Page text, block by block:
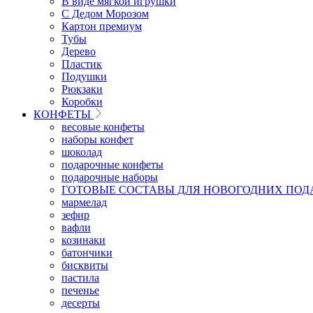
С Дедом Морозом
Картон премиум
Тубы
Дерево
Пластик
Подушки
Рюкзаки
Коробки
КОНФЕТЫ
весовые конфеты
наборы конфет
шоколад
подарочные конфеты
подарочные наборы
ГОТОВЫЕ СОСТАВЫ ДЛЯ НОВОГОДНИХ
мармелад
зефир
вафли
козинаки
батончики
бисквиты
пастила
печенье
десерты